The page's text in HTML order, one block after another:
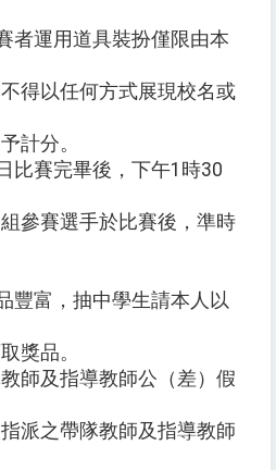
者運用道具裝扮僅限由本
得以任何方式展現校名或
計分。
比賽完畢後，下午1時30
參賽選手於比賽後，準時
豐富，抽中學生請本人以
獎品。
師及指導教師公（差）假
派之帶隊教師及指導教師